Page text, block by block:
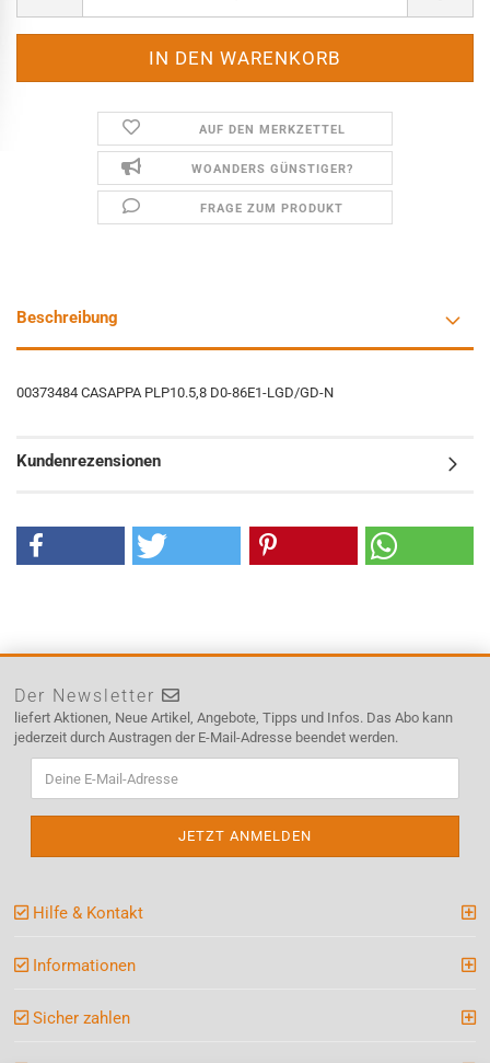
AUF DEN MERKZETTEL
WOANDERS GÜNSTIGER?
FRAGE ZUM PRODUKT
Beschreibung
00373484 CASAPPA PLP10.5,8 D0-86E1-LGD/GD-N
Kundenrezensionen
Der Newsletter
liefert Aktionen, Neue Artikel, Angebote, Tipps und Infos. Das Abo kann
jederzeit durch Austragen der E-Mail-Adresse beendet werden.
Hilfe & Kontakt
Informationen
Sicher zahlen